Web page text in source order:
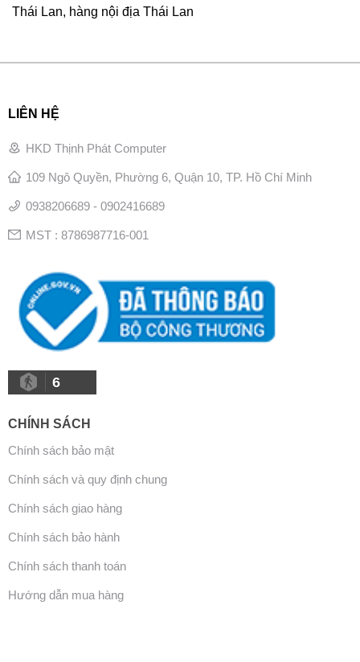
Thái Lan, hàng nội địa Thái Lan
LIÊN HỆ
HKD Thịnh Phát Computer
109 Ngô Quyền, Phường 6, Quận 10, TP. Hồ Chí Minh
0938206689 - 0902416689
MST : 8786987716-001
6
CHÍNH SÁCH
Chính sách bảo mật
Chính sách và quy định chung
Chính sách giao hàng
Chính sách bảo hành
Chính sách thanh toán
Hướng dẫn mua hàng